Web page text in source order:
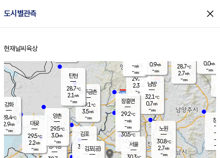
도시별관측 close
홈
현재날씨 육상
양주
29.3℃
2.3
-mm
경서동
파주금촌
29.1℃
3.5m/s
-mm
28.7℃
2.7m/s
-mm
대곶
29.5℃
2.2m/s
-mm
창
-
-m/
-
탄현
28.7℃
2.1 m/s
-mm
0.0m/s
-mm
김포
30.4℃
-m/s
양촌
29.5℃
3.0m/s
-mm
은평
30.5℃
3.0 m/s
- mm
노원
30.8℃
2.7m/s
-mm
남방
32.1℃
0.7m/s
-mm
장흥면
29.2℃
-m/s
-mm
-m/s
-mm
강화
28.4℃
2.9m/s
-mm
김포(공)
서울
0.9m/s
-mm